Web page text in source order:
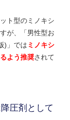
ト型のミノキシ
が、「男性型お
)」では ミノキシ
よう推奨されて
圧剤として